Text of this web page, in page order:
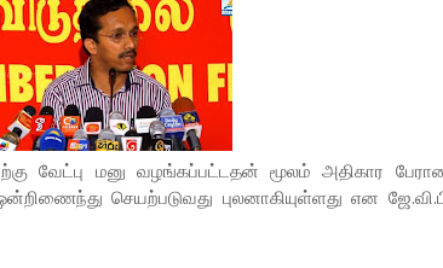
வேட்பு மனு வழங்கப்பட்டதன் மூலம் அதிகார
செயற்படுவது புலனாகியுள்ளது என